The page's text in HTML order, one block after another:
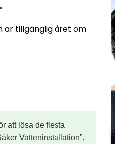
är tillgänglig året om
att lösa de flesta
Vatteninstallation”.